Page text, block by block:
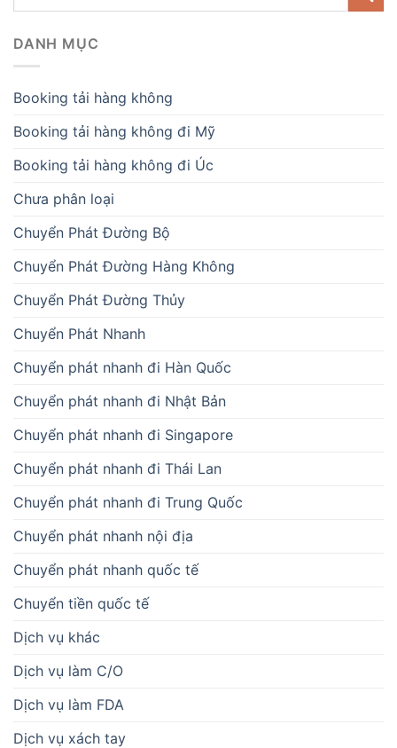
DANH MỤC
Booking tải hàng không
Booking tải hàng không đi Mỹ
Booking tải hàng không đi Úc
Chưa phân loại
Chuyển Phát Đường Bộ
Chuyển Phát Đường Hàng Không
Chuyển Phát Đường Thủy
Chuyển Phát Nhanh
Chuyển phát nhanh đi Hàn Quốc
Chuyển phát nhanh đi Nhật Bản
Chuyển phát nhanh đi Singapore
Chuyển phát nhanh đi Thái Lan
Chuyển phát nhanh đi Trung Quốc
Chuyển phát nhanh nội địa
Chuyển phát nhanh quốc tế
Chuyển tiền quốc tế
Dịch vụ khác
Dịch vụ làm C/O
Dịch vụ làm FDA
Dịch vụ xách tay